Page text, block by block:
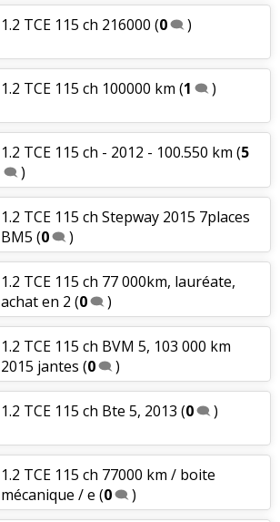
1.2 TCE 115 ch 216000 (0 )
1.2 TCE 115 ch 100000 km (1 )
1.2 TCE 115 ch - 2012 - 100.550 km (5
)
1.2 TCE 115 ch Stepway 2015 7places
BM5 (0 )
1.2 TCE 115 ch 77 000km, lauréate,
achat en 2 (0 )
1.2 TCE 115 ch BVM 5, 103 000 km
2015 jantes (0 )
1.2 TCE 115 ch Bte 5, 2013 (0 )
1.2 TCE 115 ch 77000 km / boite
mécanique / e (0 )